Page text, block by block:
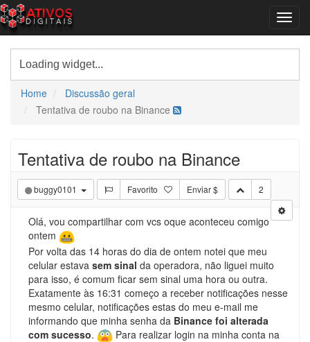
Home
Discussão geral
Tentativa de roubo na Binance
Tentativa de roubo na Binance
buggy0101 Favorito Enviar $ 2
Olá, vou compartilhar com vcs oque aconteceu comigo
ontem
Por volta das 14 horas do dia de ontem notei que meu
celular estava sem sinal da operadora, não liguei muito
para isso, é comum ficar sem sinal uma hora ou outra.
Exatamente às 16:31 começo a receber notificações nesse
mesmo celular, notificações estas do meu e-mail me
informando que minha senha da Binance foi alterada
com sucesso.
Para realizar login na minha conta na